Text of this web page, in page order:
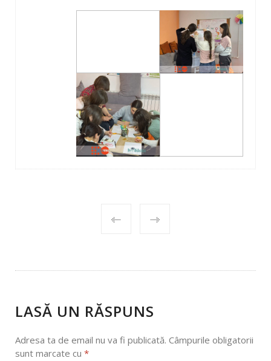
NAVIGATION
LASĂ UN RĂSPUNS
Adresa ta de email nu va fi publicată. Câmpurile obligatorii
sunt marcate cu *